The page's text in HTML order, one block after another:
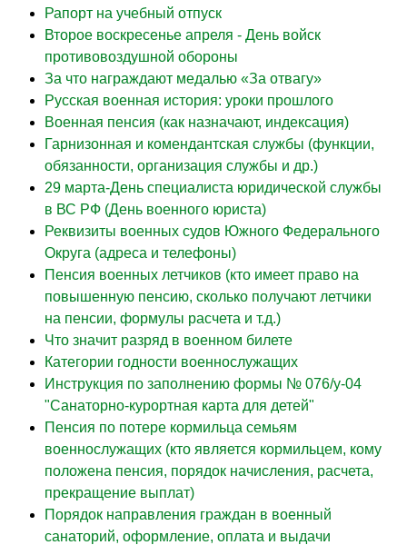
Рапорт на учебный отпуск
Второе воскресенье апреля - День войск
противовоздушной обороны
За что награждают медалью «За отвагу»
Русская военная история: уроки прошлого
Военная пенсия (как назначают, индексация)
Гарнизонная и комендантская службы (функции,
обязанности, организация службы и др.)
29 марта-День специалиста юридической службы
в ВС РФ (День военного юриста)
Реквизиты военных судов Южного Федерального
Округа (адреса и телефоны)
Пенсия военных летчиков (кто имеет право на
повышенную пенсию, сколько получают летчики
на пенсии, формулы расчета и т.д.)
Что значит разряд в военном билете
Категории годности военнослужащих
Инструкция по заполнению формы № 076/у-04
"Санаторно-курортная карта для детей"
Пенсия по потере кормильца семьям
военнослужащих (кто является кормильцем, кому
положена пенсия, порядок начисления, расчета,
прекращение выплат)
Порядок направления граждан в военный
санаторий, оформление, оплата и выдачи